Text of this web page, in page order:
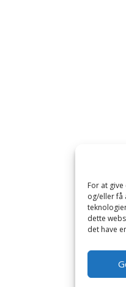
For at
og/eller få
dette
det have